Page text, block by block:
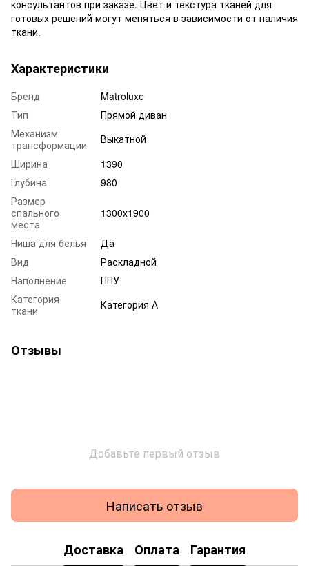
консультантов при заказе. Цвет и текстура тканей для
готовых решений могут меняться в зависимости от наличия
ткани.
Характеристики
Бренд
Matroluxe
Тип
Прямой диван
Механизм
трансформации
Выкатной
Ширина
1390
Глубина
980
Размер
спального
места
1300х1900
Ниша для белья
Да
Вид
Раскладной
Наполнение
ППУ
Категория
ткани
Категория А
Отзывы
Добавьте первый отзыв
Написать отзыв
Доставка Оплата Гарантия